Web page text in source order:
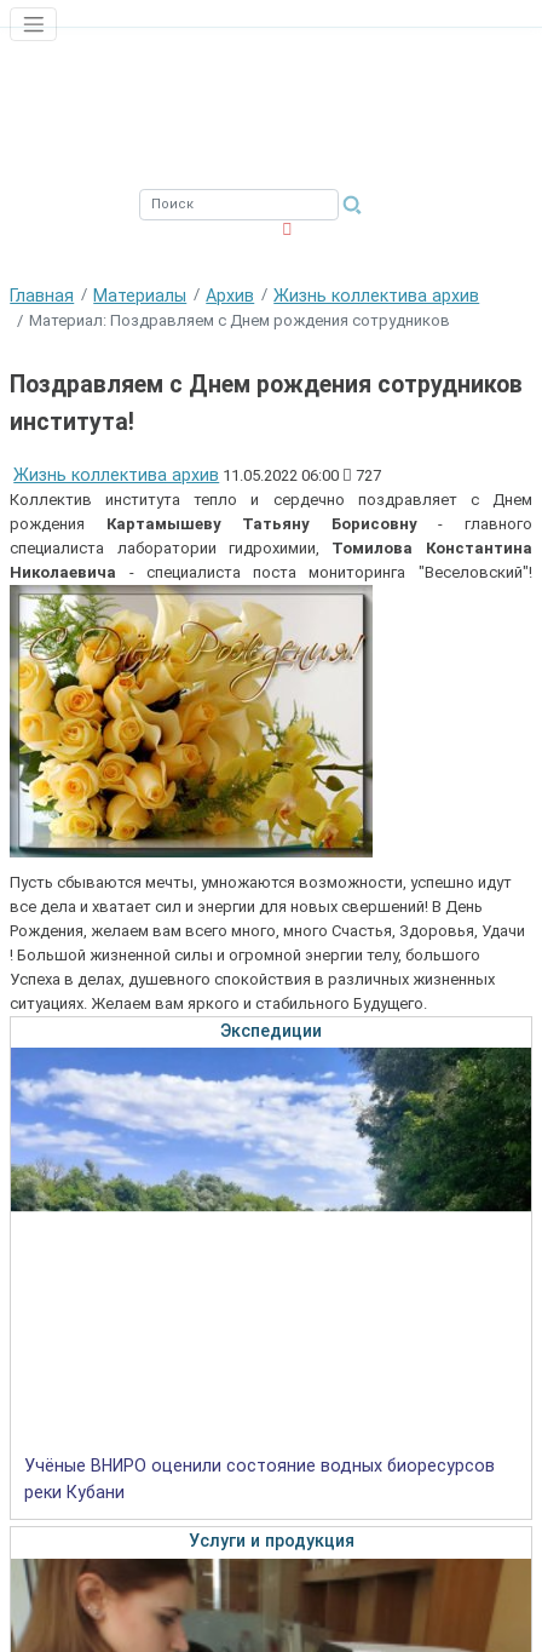
Главная Материалы Архив Жизнь коллектива архив
Материал: Поздравляем с Днем рождения сотрудников
Поздравляем с Днем рождения сотрудников
института!
Жизнь коллектива архив 11.05.2022 06:00
727
Коллектив института тепло и сердечно поздравляет с Днем
рождения Картамышеву Татьяну Борисовну- главного
специалиста лаборатории гидрохимии, Томилова Константина
Николаевича - специалиста поста мониторинга "Веселовский"!
Пусть сбываются мечты, умножаются возможности, успешно идут
все дела и хватает сил и энергии для новых свершений! В День
Рождения, желаем вам всего много, много Счастья, Здоровья, Удачи
! Большой жизненной силы и огромной энергии телу, большого
Успеха в делах, душевного спокойствия в различных жизненных
ситуациях. Желаем вам яркого и стабильного Будущего.
Экспедиции
Учёные ВНИРО оценили состояние водных биоресурсов
реки Кубани
Услуги и продукция